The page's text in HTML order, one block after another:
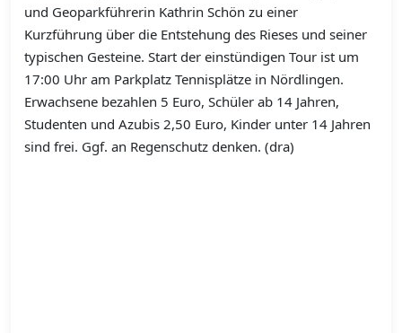
und Geoparkführerin Kathrin Schön zu einer
Kurzführung über die Entstehung des Rieses und seiner
typischen Gesteine. Start der einstündigen Tour ist um
17:00 Uhr am Parkplatz Tennisplätze in Nördlingen.
Erwachsene bezahlen 5 Euro, Schüler ab 14 Jahren,
Studenten und Azubis 2,50 Euro, Kinder unter 14 Jahren
sind frei. Ggf. an Regenschutz denken. (dra)